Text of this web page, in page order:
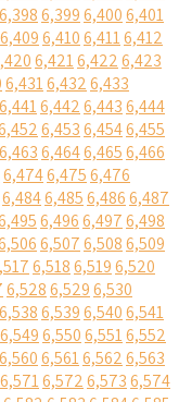
6,3986,3996,4006,401
6,4096,4106,4116,412
6,4216,4226,423
6,4316,4326,433
6,4416,4426,4436,444
6,4536,4546,455
6,4636,4646,4656,466
6,4746,4756,476
6,4846,4856,4866,487
6,4966,4976,498
6,5076,5086,509
6,5186,5196,520
6,5286,5296,530
6,5386,5396,5406,541
6,5496,5506,5516,552
6,5606,5616,5626,563
6,5716,5726,5736,574